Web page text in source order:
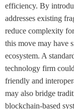
efficiency. By
addresses existing
reduce complexity
this move may have
ecosystem. A
technology firm
friendly and
may also bridge
blockchain-based